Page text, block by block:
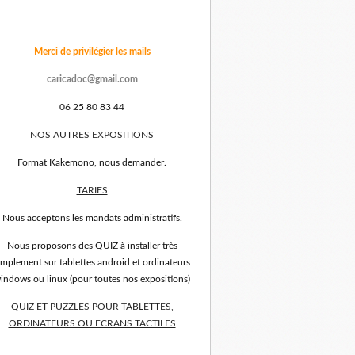
Merci de privilégier les mails
caricadoc@gmail.com
06 25 80 83 44
NOS AUTRES EXPOSITIONS
Format Kakemono, nous demander.
TARIFS
Nous acceptons les mandats administratifs.
Nous proposons des QUIZ à installer très
sur tablettes android et ordinateurs
ou linux (pour toutes nos expositions)
QUIZ ET PUZZLES POUR TABLETTES,
ORDINATEURS OU ECRANS TACTILES